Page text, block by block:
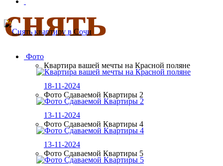
снять
Фото
Квартира вашей мечты на Красной поляне
18-11-2024
Фото Сдаваемой Квартиры 2
13-11-2024
Фото Сдаваемой Квартиры 4
13-11-2024
Фото Сдаваемой Квартиры 5